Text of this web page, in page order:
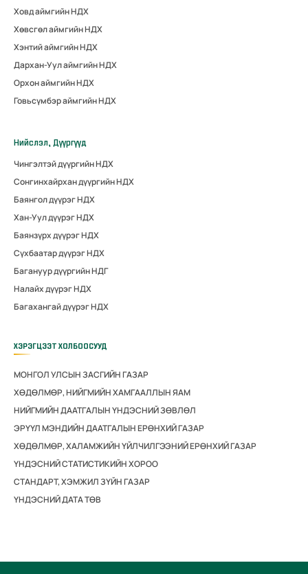
Ховд аймгийн НДХ
Хөвсгөл аймгийн НДХ
Хэнтий аймгийн НДХ
Дархан-Уул аймгийн НДХ
Орхон аймгийн НДХ
Говьсүмбэр аймгийн НДХ
Нийслэл, Дүүргүүд
Чингэлтэй дүүргийн НДХ
Сонгинхайрхан дүүргийн НДХ
Баянгол дүүрэг НДХ
Хан-Уул дүүрэг НДХ
Баянзүрх дүүрэг НДХ
Сүхбаатар дүүрэг НДХ
Багануур дүүргийн НДГ
Налайх дүүрэг НДХ
Багахангай дүүрэг НДХ
ХЭРЭГЦЭЭТ ХОЛБООСУУД
МОНГОЛ УЛСЫН ЗАСГИЙН ГАЗАР
ХӨДӨЛМӨР, НИЙГМИЙН ХАМГААЛЛЫН ЯАМ
НИЙГМИЙН ДААТГАЛЫН ҮНДЭСНИЙ ЗӨВЛӨЛ
ЭРҮҮЛ МЭНДИЙН ДААТГАЛЫН ЕРӨНХИЙ ГАЗАР
ХӨДӨЛМӨР, ХАЛАМЖИЙН ҮЙЛЧИЛГЭЭНИЙ ЕРӨНХИЙ ГАЗАР
ҮНДЭСНИЙ СТАТИСТИКИЙН ХОРОО
СТАНДАРТ, ХЭМЖИЛ ЗҮЙН ГАЗАР
ҮНДЭСНИЙ ДАТА ТӨВ